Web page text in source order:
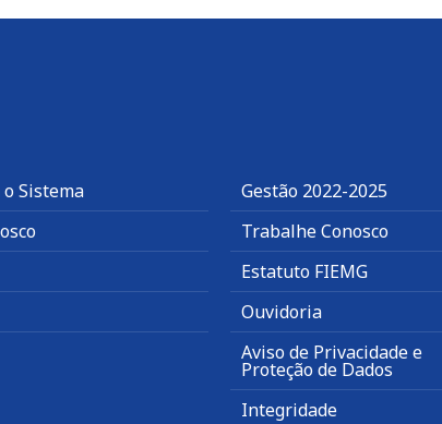
o Sistema
Gestão 2022-2025
Trabalhe Conosco
Estatuto FIEMG
Ouvidoria
Aviso de Privacidade e
Proteção de Dados
Integridade